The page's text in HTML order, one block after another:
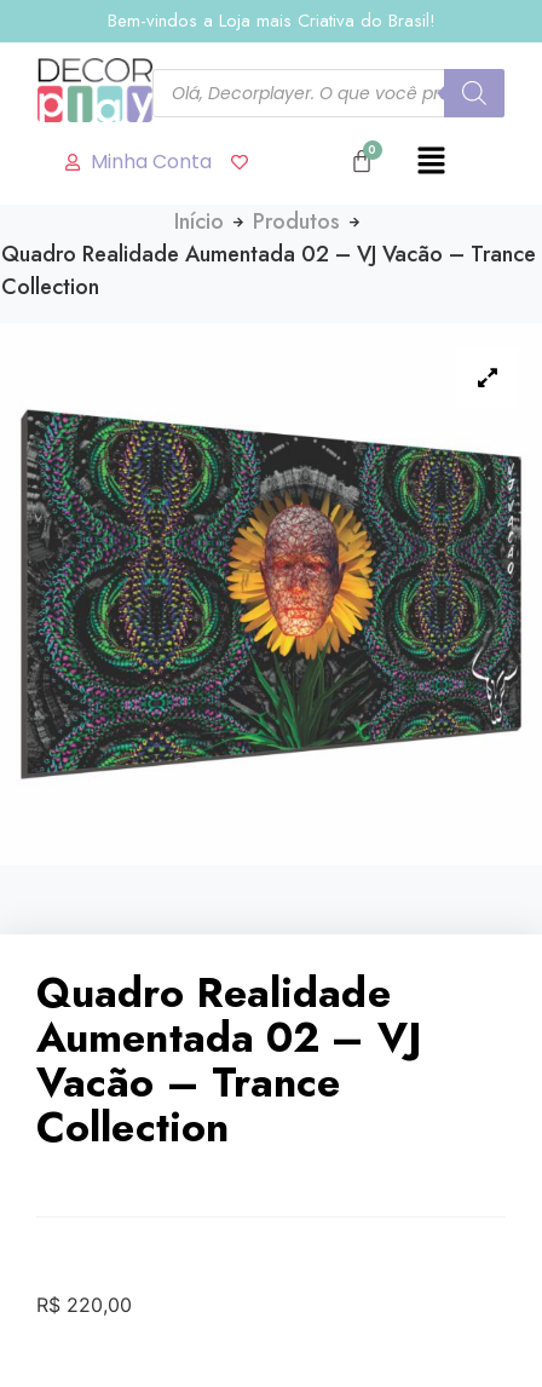
Bem-vindos a Loja mais Criativa do Brasil!
Minha Conta
Início
Produtos
Quadro Realidade Aumentada 02 – VJ Vacão – Trance
Collection
Quadro Realidade
Aumentada 02 – VJ
Vacão – Trance
Collection
R$ 220,00